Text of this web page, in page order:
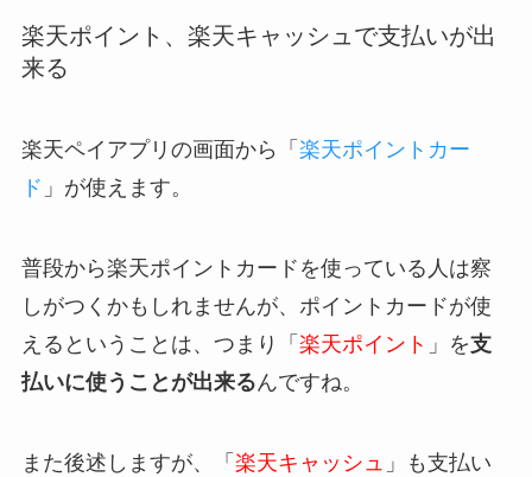
楽天ポイント、楽天キャッシュで支払いが出
来る
楽天ペイアプリの画面から「 楽天ポイントカー
ド 」が使えます。
普段から楽天ポイントカードを使っている人は察
しがつくかもしれませんが、ポイントカードが使
えるということは、つまり「 楽天ポイント 」を支
払いに使うことが出来るんですね。
また後述しますが、「 楽天キャッシュ 」も支払い